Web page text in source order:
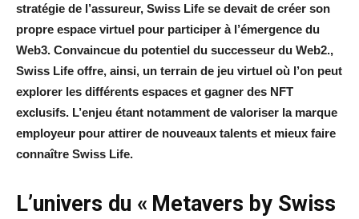
stratégie de l’assureur, Swiss Life se devait de créer son
propre espace virtuel pour participer à l’émergence du
Web3. Convaincue du potentiel du successeur du Web2.,
Swiss Life offre, ainsi, un terrain de jeu virtuel où l’on peut
explorer les différents espaces et gagner des NFT
exclusifs. L’enjeu étant notamment de valoriser la marque
employeur pour attirer de nouveaux talents et mieux faire
connaître Swiss Life.
L’univers du « Metavers by Swiss